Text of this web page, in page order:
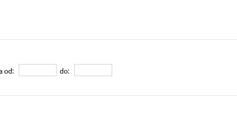
od: do: